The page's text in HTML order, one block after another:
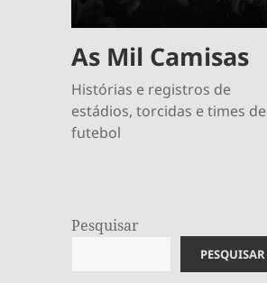
As Mil Camisas
Histórias e registros de
estádios, torcidas e times de
futebol
Pesquisar
PESQUISAR